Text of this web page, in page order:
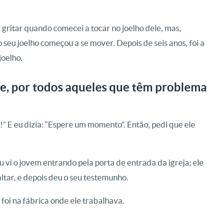
quando comecei a tocar no joelho dele, mas,
joelho começou a se mover. Depois de seis anos, foi a
por todos aqueles que têm problema
eu dizia: “Espere um momento”. Então, pedi que ele
vi o jovem entrando pela porta de entrada da igreja; ele
e depois deu o seu testemunho.
foi na fábrica onde ele trabalhava.